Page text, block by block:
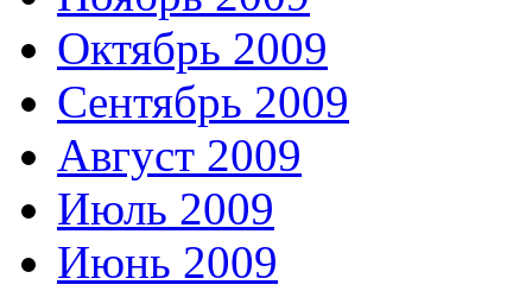
Октябрь 2009
Сентябрь 2009
Август 2009
Июль 2009
Июнь 2009